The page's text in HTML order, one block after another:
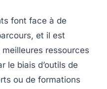
font face à de
et il est
meilleures ressources
le biais d’outils de
ou de formations